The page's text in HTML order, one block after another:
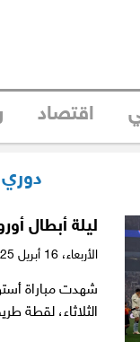
اقتصاد
دوري
ليلة أبطال
الأربعاء،
شهدت مباراة
الثلاثاء، لقطة